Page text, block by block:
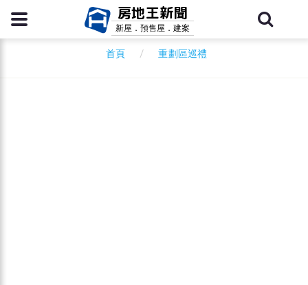
房地王新聞
新屋．預售屋．建案
首頁 重劃區巡禮